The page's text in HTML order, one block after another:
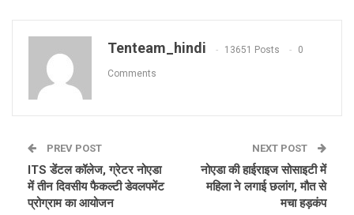
Tenteam_hindi 13651 Posts 0
Comments
PREV POST
ITS डेंटल कॉलेज, ग्रेटर नोएडा
में तीन दिवसीय फैकल्टी डेवलपमेंट
प्रोग्राम का आयोजन
NEXT POST
नोएडा की हाईराइज सोसाइटी में
महिला ने लगाई छलांग, मौत से
मचा हड़कंप